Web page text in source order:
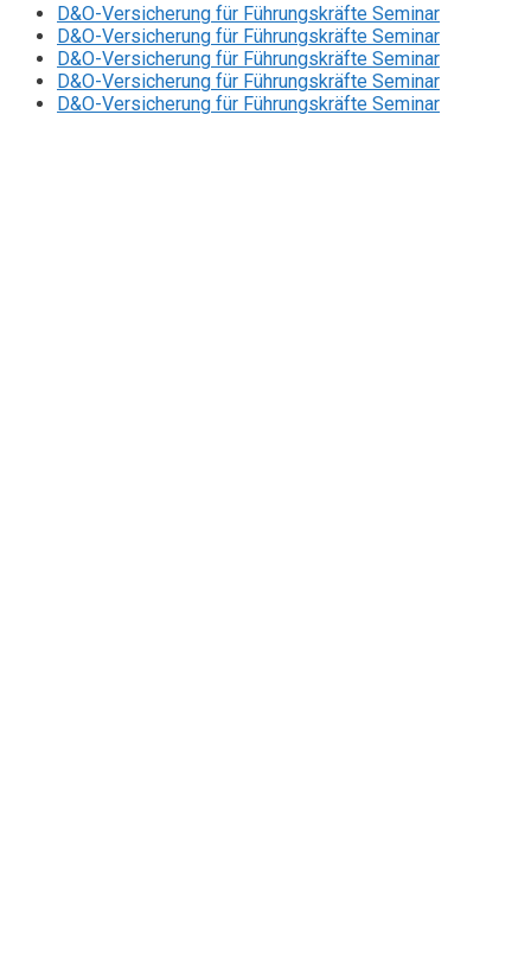
D&O-Versicherung für Führungskräfte Seminar
D&O-Versicherung für Führungskräfte Seminar
D&O-Versicherung für Führungskräfte Seminar
D&O-Versicherung für Führungskräfte Seminar
D&O-Versicherung für Führungskräfte Seminar